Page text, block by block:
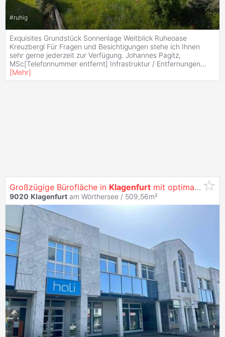
#ruhig
Exquisites Grundstück Sonnenlage Weitblick Ruheoase
Kreuzbergl Für Fragen und Besichtigungen stehe ich Ihnen
sehr gerne jederzeit zur Verfügung. Johannes Pagitz,
MSc[Telefonnummer entfernt] Infrastruktur / Entfernungen...
[Mehr]
Großzügige Bürofläche in Klagenfurt mit optimaler Werbewirksamkeit -
9020 Klagenfurt am Wörthersee / 509,56m²